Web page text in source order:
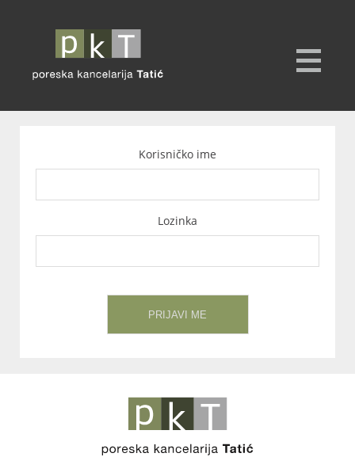
Korisničko ime
Lozinka